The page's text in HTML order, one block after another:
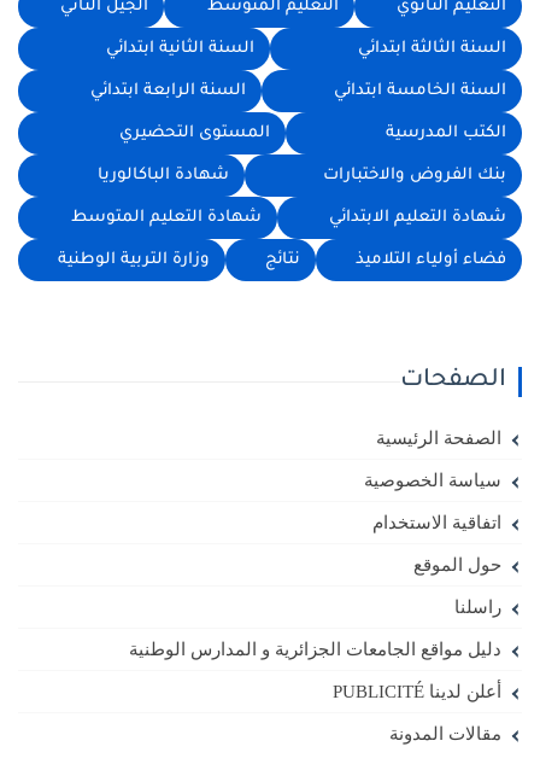
التعليم الثانوي التعليم المتوسط الجيل الثاني
السنة الثالثة ابتدائي السنة الثانية ابتدائي
السنة الخامسة ابتدائي السنة الرابعة ابتدائي
الكتب المدرسية المستوى التحضيري
بنك الفروض والاختبارات شهادة الباكالوريا
شهادة التعليم الابتدائي شهادة التعليم المتوسط
فضاء أولياء التلاميذ نتائج وزارة التربية الوطنية
الصفحات
الصفحة الرئيسية
سياسة الخصوصية
اتفاقية الاستخدام
حول الموقع
راسلنا
دليل مواقع الجامعات الجزائرية و المدارس الوطنية
أعلن لدينا PUBLICITÉ
مقالات المدونة